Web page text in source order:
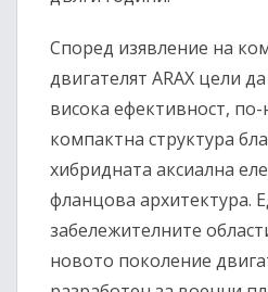
Според изявление на
двигателят ARAX цели
висока ефективност,
компактна структура
хибридната аксиална
фланцова архитектура.
забележителните
новото поколение